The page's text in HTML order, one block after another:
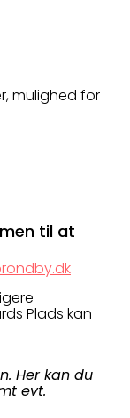
mulighed for
til at
Plads kan
Her kan du
evt.